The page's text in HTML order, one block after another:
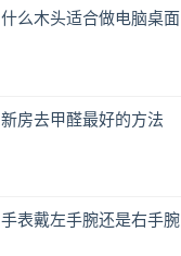
什么木头适合做电脑桌面
新房去甲醛最好的方法
手表戴左手腕还是右手腕